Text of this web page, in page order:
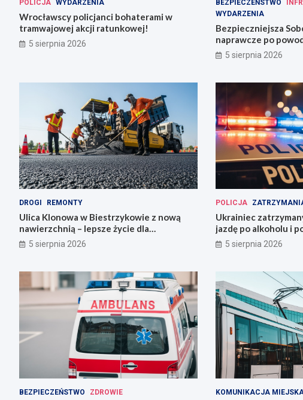
POLICJA WYDARZENIA
Wrocławscy policjanci bohaterami w
tramwajowej akcji ratunkowej!
5 sierpnia 2026
BEZPIECZEŃSTWO
WYDARZENIA
Bezpieczniejsza
naprawcze po
5 sierpnia 2026
DROGI REMONTY
Ulica Klonowa w Biestrzykowie z nową
nawierzchnią – lepsze życie dla
mieszkańców!
5 sierpnia 2026
POLICJA
Ukrainiec
jazdę po alkoholu i
5 sierpnia 2026
BEZPIECZEŃSTWO ZDROWIE KOMUNIKACJA